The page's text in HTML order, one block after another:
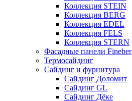
Коллекция STEIN
Коллекция BERG
Коллекция EDEL
Коллекция FELS
Коллекция STERN
Фасадные панели Fineber
Термосайдинг
Сайдинг и фурнитура
Сайдинг Доломит
Сайдинг GL
Сайдинг Дёке